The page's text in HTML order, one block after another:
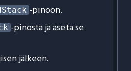
-pinoon.
-pinosta ja aseta se
jälkeen.